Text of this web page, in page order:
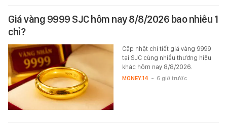
Giá vàng 9999 SJC hôm nay 8/8/2026 bao nhiêu 1
chỉ?
Cập nhật chi tiết giá vàng 9999
tại SJC cùng nhiều thương hiệu
khác hôm nay 8/8/2026.
MONEY.14 - 6 giờ trước